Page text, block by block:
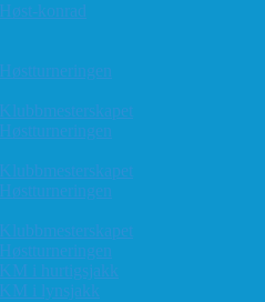
Høst-konrad
Høstturneringen
Klubbmesterskapet
Høstturneringen
Klubbmesterskapet
Høstturneringen
Klubbmesterskapet
Høstturneringen
KM i hurtigsjakk
KM i lynsjakk